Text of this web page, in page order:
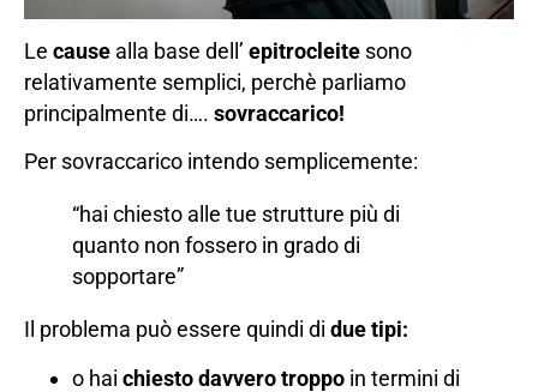
Le cause alla base dell’ epitrocleite sono
relativamente semplici, perchè parliamo
principalmente di…. sovraccarico!
Per sovraccarico intendo semplicemente:
“hai chiesto alle tue strutture più di
quanto non fossero in grado di
sopportare”
Il problema può essere quindi di due tipi:
o hai chiesto davvero troppo in termini di